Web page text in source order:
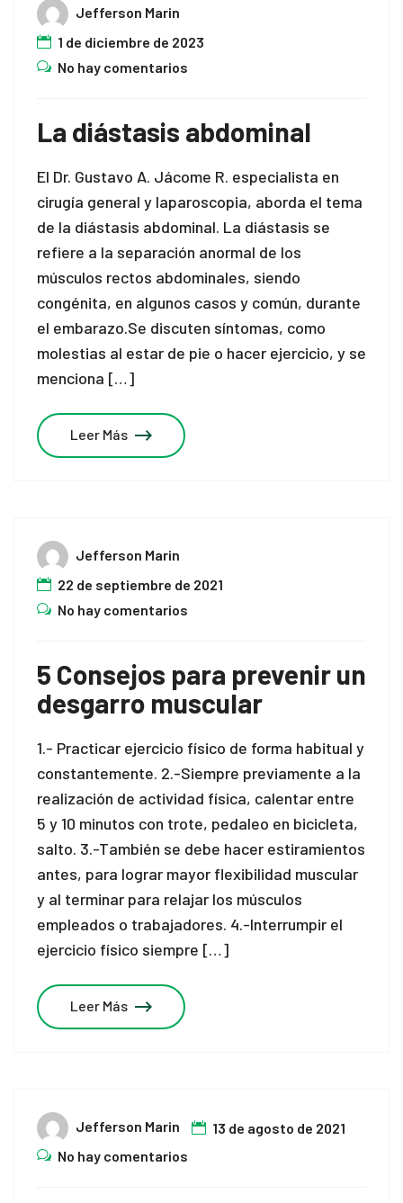
Jefferson Marin
1 de diciembre de 2023
No hay comentarios
La diástasis abdominal
El Dr. Gustavo A. Jácome R. especialista en
cirugía general y laparoscopia, aborda el tema
de la diástasis abdominal. La diástasis se
refiere a la separación anormal de los
músculos rectos abdominales, siendo
congénita, en algunos casos y común, durante
el embarazo.Se discuten síntomas, como
molestias al estar de pie o hacer ejercicio, y se
menciona […]
Leer Más
Jefferson Marin
22 de septiembre de 2021
No hay comentarios
5 Consejos para prevenir un
desgarro muscular
1.- Practicar ejercicio físico de forma habitual y
constantemente. 2.-Siempre previamente a la
realización de actividad física, calentar entre
5 y 10 minutos con trote, pedaleo en bicicleta,
salto. 3.-También se debe hacer estiramientos
antes, para lograr mayor flexibilidad muscular
y al terminar para relajar los músculos
empleados o trabajadores. 4.-Interrumpir el
ejercicio físico siempre […]
Leer Más
Jefferson Marin
13 de agosto de 2021
No hay comentarios